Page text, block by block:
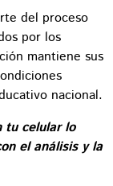
del proceso
por los
mantiene sus
nacional.
celular lo
el análisis y la